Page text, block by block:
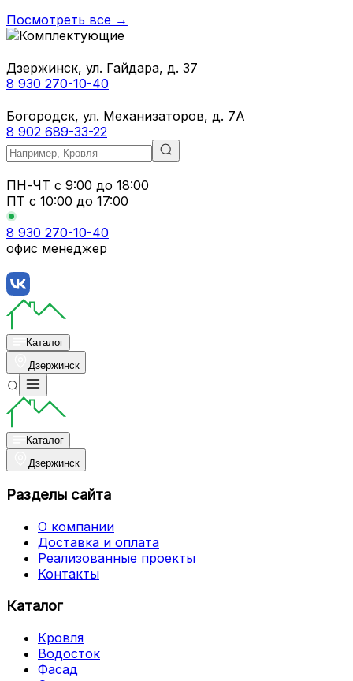
Посмотреть все →
Дзержинск, ул. Гайдара, д. 37
8 930 270-10-40
Богородск, ул. Механизаторов, д. 7А
8 902 689-33-22
ПН-ЧТ с 9:00 до 18:00
ПТ с 10:00 до 17:00
8 930 270-10-40
офис менеджер
Каталог
Дзержинск
Каталог
Дзержинск
Разделы сайта
О компании
Доставка и оплата
Реализованные проекты
Контакты
Каталог
Кровля
Водосток
Фасад